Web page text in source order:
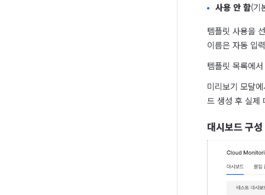
사용 안 함(기
템플릿 사용을
이름은 자동 입
템플릿 목록에서
미리보기 모달
드 생성 후 실제
대시보드 구성